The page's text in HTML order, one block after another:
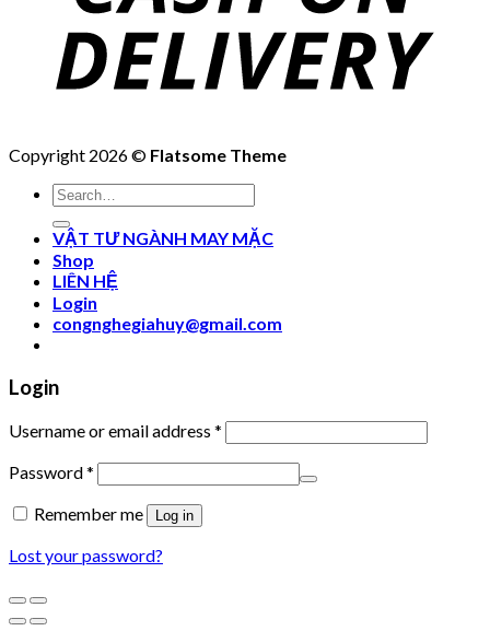
Copyright 2026 © Flatsome Theme
Search
for:
VẬT TƯ NGÀNH MAY MẶC
Shop
LIÊN HỆ
Login
congnghegiahuy@gmail.com
Login
Username or email address *
Password*
Remember me
Log in
Lost your password?